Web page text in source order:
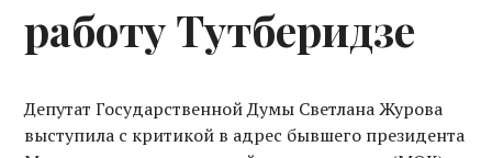
работу Тутберидзе
Депутат Государственной Думы Светлана Журова
выступила с критикой в адрес бывшего президента